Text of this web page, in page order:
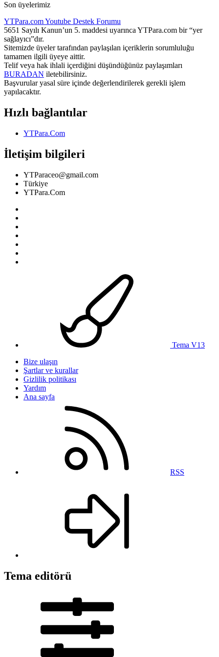
Son üyelerimiz
YTPara.comYoutube Destek Forumu
5651 Sayılı Kanun’un 5. maddesi uyarınca YTPara.com bir “yer
sağlayıcı”dır.
Sitemizde üyeler tarafından paylaşılan içeriklerin sorumluluğu
tamamen ilgili üyeye aittir.
Telif veya hak ihlali içerdiğini düşündüğünüz paylaşımları
BURADAN iletebilirsiniz.
Başvurular yasal süre içinde değerlendirilerek gerekli işlem
yapılacaktır.
Hızlı bağlantılar
YTPara.Com
İletişim bilgileri
YTParaceo@gmail.com
Türkiye
YTPara.Com
Tema V13
Bize ulaşın
Şartlar ve kurallar
Gizlilik politikası
Yardım
Ana sayfa
RSS
Tema editörü